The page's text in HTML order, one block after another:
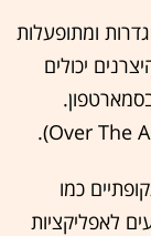
ומתופעלות
יכולים
כמו
לאפליקציות